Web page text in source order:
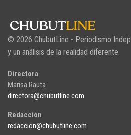
© 2026 ChubutLine - Periodismo
y un análisis de la realidad diferente.
Directora
Marisa Rauta
directora@chubutline.com
Redacción
redaccion@chubutline.com